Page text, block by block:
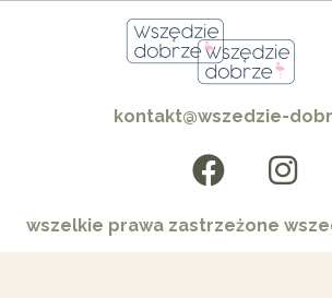
kontakt@wszedzie-
wszelkie prawa zastrzeżone